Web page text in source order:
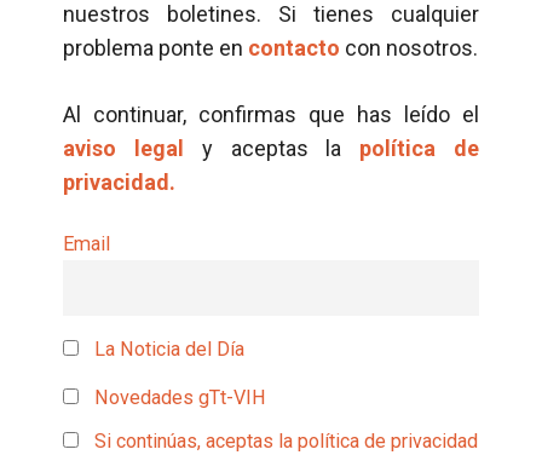
nuestros boletines. Si tienes cualquier
problema ponte en contacto con nosotros.
Al continuar, confirmas que has leído el
aviso legal
y aceptas la política de
privacidad.
Email
La Noticia del Día
Novedades gTt-VIH
Si continúas, aceptas la política de privacidad